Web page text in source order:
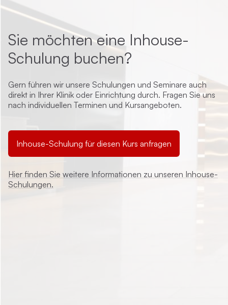
Sie möchten eine Inhouse-
Schulung buchen?
Gern führen wir unsere Schulungen und Seminare auch
direkt in Ihrer Klinik oder Einrichtung durch. Fragen Sie uns
nach individuellen Terminen und Kursangeboten.
Inhouse-Schulung für diesen Kurs anfragen
Hier finden Sie weitere Informationen zu unseren Inhouse-
Schulungen.